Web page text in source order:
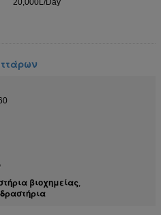
20,000L/Day
βιοχημείας,